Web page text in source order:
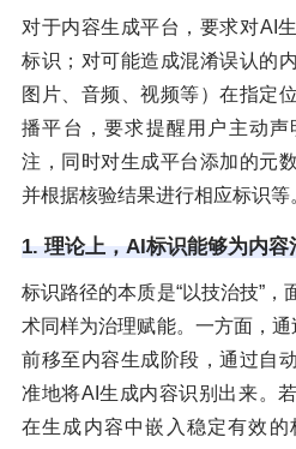
对于内容生成平台，要求对AI
标识；对可能造成混淆误认的
图片、音频、视频等）在指定
播平台，要求提醒用户主动
注，同时对生成平台添加的元
并根据核验结果进行相应标识等
1. 理论上，AI标识能够为内容
标识路径的本质是“以技治技”
术同样为治理赋能。一方面，通
前移至内容生成阶段，通过自
准地将AI生成内容识别出来。
在生成内容中嵌入稳定有效